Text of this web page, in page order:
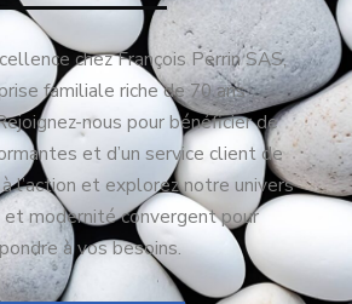
chez François Perrin SAS,
familiale riche de 70 ans
nous pour bénéficier de
et d’un service client de
l’action et explorez notre univers
modernité convergent pour
à vos besoins.